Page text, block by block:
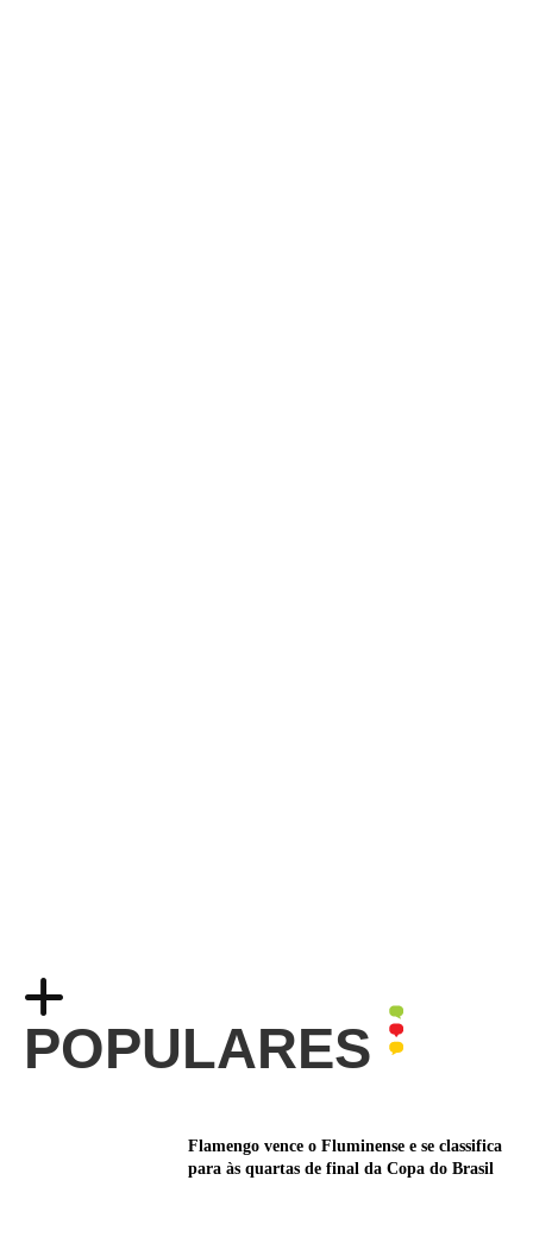
POPULARES
Flamengo vence o Fluminense e se classifica
para às quartas de final da Copa do Brasil